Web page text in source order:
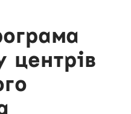
центрів